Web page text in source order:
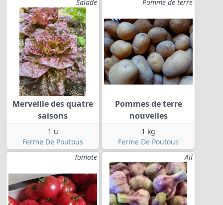
Salade
Merveille des quatre
saisons
1 u
Ferme De Poutous
Pomme de terre
Pommes de terre
nouvelles
1 kg
Ferme De Poutous
Tomate
Ail